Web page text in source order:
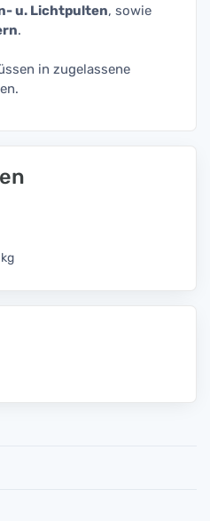
u. Lichtpulten, sowie
.
in zugelassene